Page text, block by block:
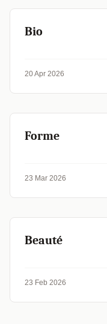
Bio
20 Apr 2026
Forme
23 Mar 2026
Beauté
23 Feb 2026